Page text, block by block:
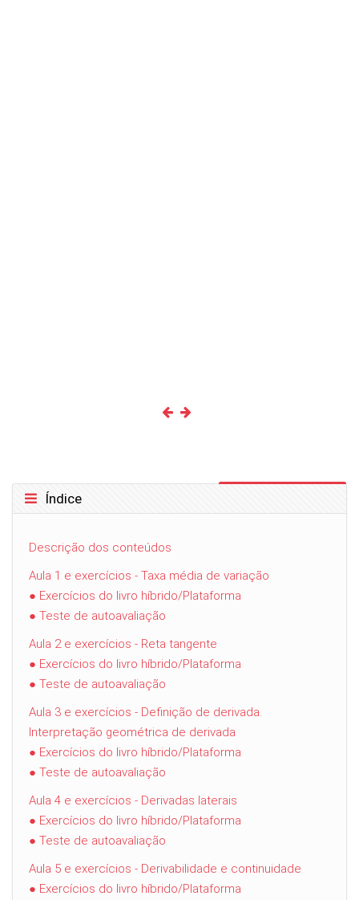
Ignorar Índice
Índice
Descrição dos conteúdos
Aula 1 e exercícios - Taxa média de variação
● Exercícios do livro híbrido/Plataforma
● Teste de autoavaliação
Aula 2 e exercícios - Reta tangente
● Exercícios do livro híbrido/Plataforma
● Teste de autoavaliação
Aula 3 e exercícios - Definição de derivada.
Interpretação geométrica de derivada
● Exercícios do livro híbrido/Plataforma
● Teste de autoavaliação
Aula 4 e exercícios - Derivadas laterais
● Exercícios do livro híbrido/Plataforma
● Teste de autoavaliação
Aula 5 e exercícios - Derivabilidade e continuidade
● Exercícios do livro híbrido/Plataforma